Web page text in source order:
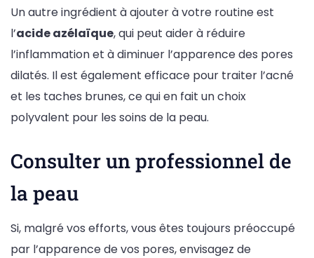
Un autre ingrédient à ajouter à votre routine est
l’acide azélaïque, qui peut aider à réduire
l’inflammation et à diminuer l’apparence des pores
dilatés. Il est également efficace pour traiter l’acné
et les taches brunes, ce qui en fait un choix
polyvalent pour les soins de la peau.
Consulter un professionnel de
la peau
Si, malgré vos efforts, vous êtes toujours préoccupé
par l’apparence de vos pores, envisagez de